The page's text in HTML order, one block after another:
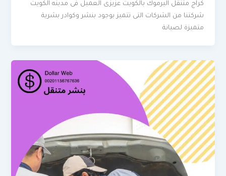
كراج متنقل اليرموك بالكويت عزيزى العميل فى مدينه الكويت
شركتنا من الشركات التى تتميز بوجود بنشر وكوادر بشرية
متميزة لصيانة